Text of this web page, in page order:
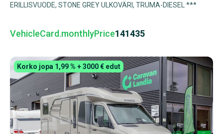
ERILLISVUODE, STONE GREY ULKOVÄRI, TRUMA-DIESEL ***
VehicleCard.monthlyPrice141435
Korko jopa 1,99 % + 3000 € edut